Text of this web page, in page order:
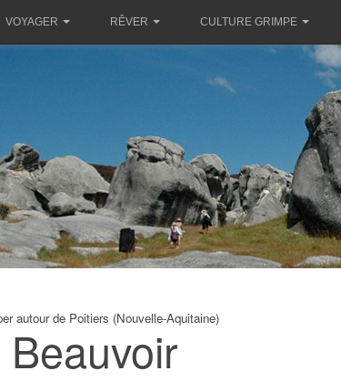
VOYAGER RÊVER CULTURE GRIMPE
autour de Poitiers (Nouvelle-Aquitaine)
Beauvoir